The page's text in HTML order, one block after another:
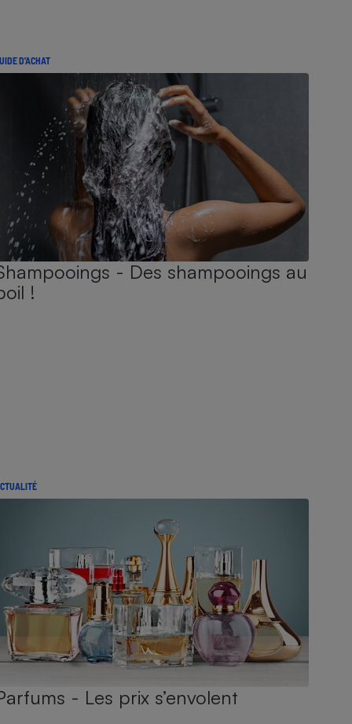
D'ACHAT
- Des shampooings au
!
- Les prix s’envolent